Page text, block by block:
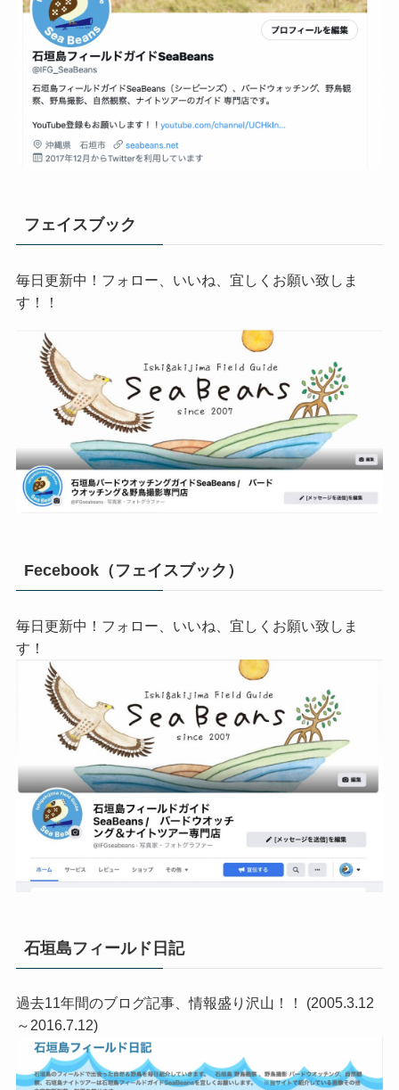
フェイスブック
毎日更新中！フォロー、いいね、宜しくお願い致しま
す！！
Fecebook（フェイスブック）
毎日更新中！フォロー、いいね、宜しくお願い致しま
す！
石垣島フィールド日記
過去11年間のブログ記事、情報盛り沢山！！ (2005.3.12
～2016.7.12)